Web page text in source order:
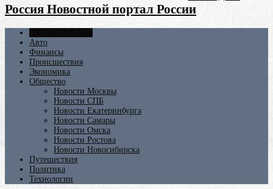
Россия Новостной портал России
Авто
Финансы
Происшествия
Экономика
Общество
Новости Москвы
Новости СПБ
Новости Екатеринбурга
Новости Самары
Новости Омска
Новости Ростова
Новости Новосибирска
Путешествия
Политика
Технологии